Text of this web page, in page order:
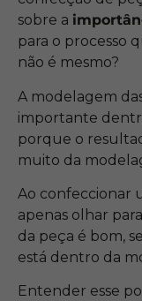
sobre a
para o processo
não é mesmo?
A modelagem
importante
porque o
muito da
Ao confeccionar
apenas olhar
da peça é bom,
está dentro da
Entender esse